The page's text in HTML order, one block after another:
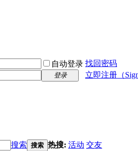
自动登录 找回密码
登录
立即注册（
搜索 搜索 热搜: 活动 交友